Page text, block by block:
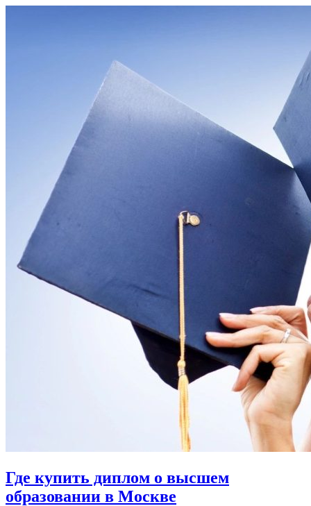
Где купить диплом о высшем
образовании в Москве